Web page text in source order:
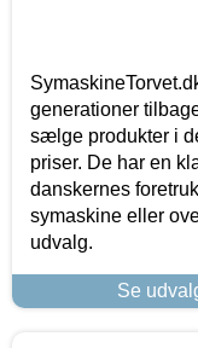
generationer
sælge produkter i
priser. De har en
danskernes
symaskine eller
udvalg.
Se